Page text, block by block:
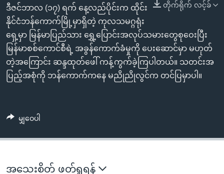
ကျော်
ကြည့်
ရန်
ရှာဖွေ
ရန်
နေရာ
ရန်
ဘာသာစကားများ
တိုက်ရိုက် လင့်ခ်
ဒီဇင်ဘာလ (၁၇) ရက် နေ့လည်ပိုင်းက ထိုင်း
နိုင်ငံဘန်ကောက်မြို့မှာရှိတဲ့ ကုလသမဂ္ဂရုံး
ရှေ့မှာ မြန်မာပြည်သား ရွှေ့ပြောင်းအလုပ်သမားတွေစုဝေးပြီး
မြန်မာစစ်ကောင်စီရဲ့ အခွန်ကောက်ခံမှုကို ပေးဆောင်မှာ မဟုတ်
တဲ့အကြောင်း ဆန္ဒထုတ်ဖေါ် ကန့်ကွက်ခဲ့ကြပါတယ်။ သတင်းအ
ပြည့်အစုံကို ဘန်ကောက်ကနေ မညိုညိုလွင်က တင်ပြမှာပါ။
မျှဝေပါ
အသေးစိတ် ဖတ်ရှုရန်